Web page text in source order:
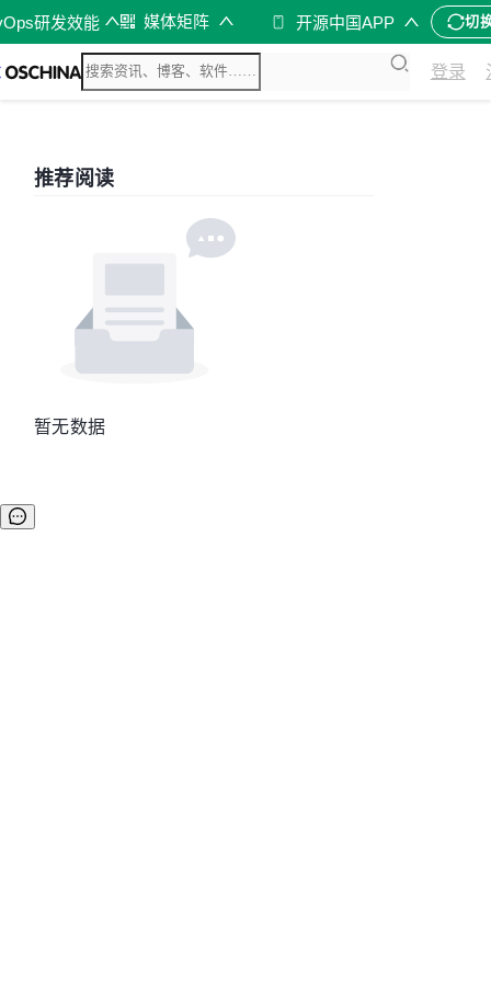
研发效能 媒体矩阵 开源中国APP 切
登录
推荐阅读
暂无数据